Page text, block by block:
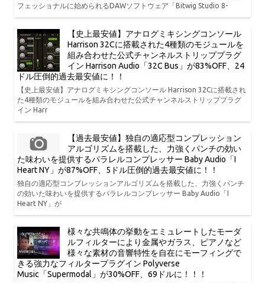
フェッショナルに始められるDAWソフトウェア「Bitwig Studio 8-
【史上最安値】アナログミキシングコンソール
Harrison 32Cに搭載された4種類のモジュールを
組み合わせた公式チャンネルストリッププラグ
イン Harrison Audio「32C Bus」が83%OFF、24
ドル圧倒的過去最安値に！！
【史上最安値】アナログミキシングコンソール Harrison 32Cに搭載され
た4種類のモジュールを組み合わせた公式チャンネルストリッププラグ
イン Harr
【過去最安値】独自の適応型コンプレッション
アルゴリズムを搭載した、力強くパンチの効い
た味わいを提供するパラレルコンプレッサー Baby Audio「I
Heart NY」が87%OFF、5ドル圧倒的過去最安値に！！
独自の適応型コンプレッションアルゴリズムを搭載した、力強くパンチ
の効いた味わいを提供するパラレルコンプレッサー Baby Audio「I
Heart NY」が
様々な共鳴体の挙動をエミュレートしたモーダ
ルフィルターにより金属やガラス、ピアノなど
様々な素材の音響特性を自在にモーフィングで
きる強力なフィルタープラグイン Polyverse
Music「Supermodal」が30%OFF、69ドルに！！！